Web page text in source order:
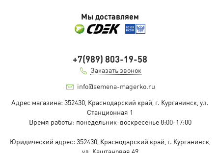
Мы доставляем
+7(989) 803-19-58
Заказать звонок
info@semena-magerko.ru
Адрес магазина: 352430, Краснодарский край, г. Курганинск, ул.
Станционная 1
Время работы: понедельник-воскресенье 8:00-17:00
Юридический адрес: 352430, Краснодарский край, г. Курганинск,
ул. Каштановая 49